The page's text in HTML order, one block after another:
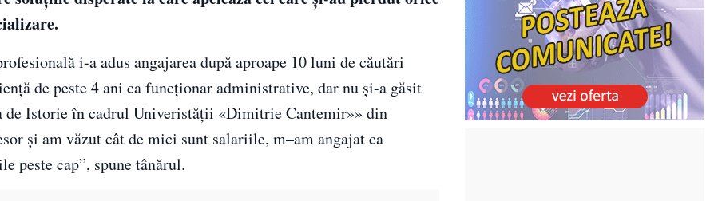
i-a adus angajarea după aproape 10 luni de căutări
de peste 4 ani ca funcţionar administrative, dar nu şi-a găsit
Istorie în cadrul Univeristăţii «Dimitrie Cantemir»» din
şi am văzut cât de mici sunt salariile, m–am angajat ca
peste cap”, spune tânărul.